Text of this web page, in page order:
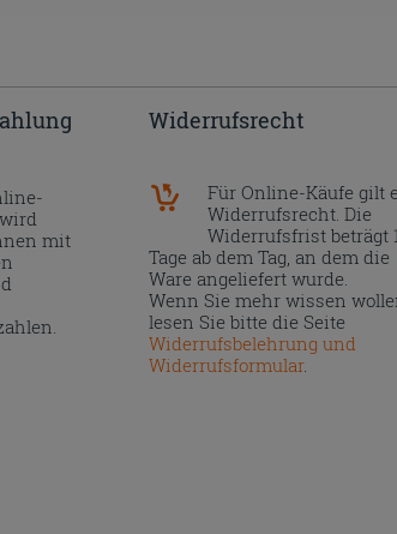
mit
Widerrufsrecht
Für Online-Käufe gilt
Widerrufsrecht. Die
Widerrufsfrist beträgt
Tage ab dem Tag, an dem die
Ware angeliefert wurde.
Wenn Sie mehr wissen
lesen Sie bitte die Seite
Widerrufsbelehrung und
Widerrufsformular.